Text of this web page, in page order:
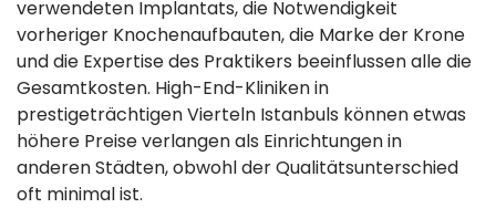
verwendeten Implantats, die Notwendigkeit
vorheriger Knochenaufbauten, die Marke der Krone
und die Expertise des Praktikers beeinflussen alle die
Gesamtkosten. High-End-Kliniken in
prestigeträchtigen Vierteln Istanbuls können etwas
höhere Preise verlangen als Einrichtungen in
anderen Städten, obwohl der Qualitätsunterschied
oft minimal ist.